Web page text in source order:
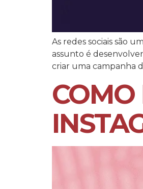
As redes sociais são
assunto é
criar uma campanha
COMO